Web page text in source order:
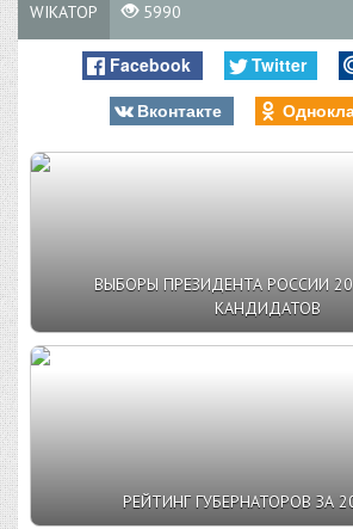
WIKATOP 5990
Facebook Twitter
Вконтакте
ВЫБОРЫ ПРЕЗИДЕНТА РОССИИ
КАНДИДАТОВ
РЕЙТИНГ ГУБЕРНАТОРОВ ЗА